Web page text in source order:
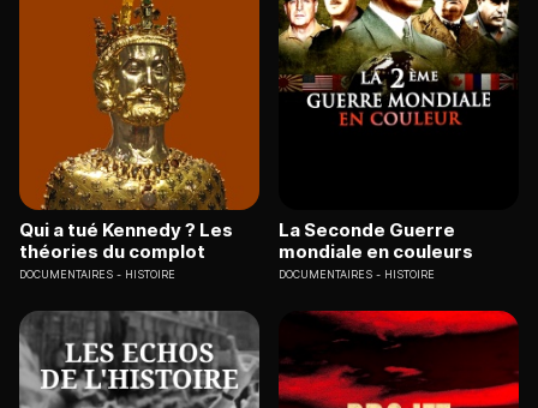
Qui a tué Kennedy ? Les
théories du complot
DOCUMENTAIRES HISTOIRE
La Seconde Guerre
mondiale en couleurs
DOCUMENTAIRES HISTOIRE